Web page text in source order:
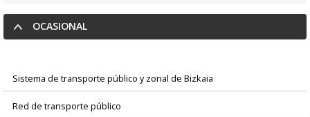
OCASIONAL
Menú
Sistema de transporte público y zonal de Bizkaia
Red de transporte público